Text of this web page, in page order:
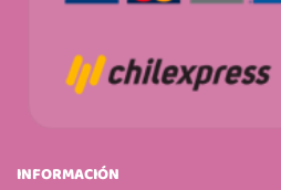
INFORMACIÓN